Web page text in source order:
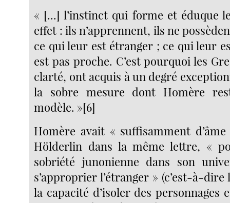
« [...] l’instinct qui forme et éduque
effet : ils n’apprennent, ils ne
ce qui leur est étranger ; ce qui leur
est pas proche. C’est pourquoi les
clarté, ont acquis à un degré
la sobre mesure dont Homère
modèle. »[6]
Homère avait « suffisamment
Hölderlin dans la même lettre, «
sobriété junonienne dans son
s’approprier l’étranger » (c’est-à-
la capacité d’isoler des personnages